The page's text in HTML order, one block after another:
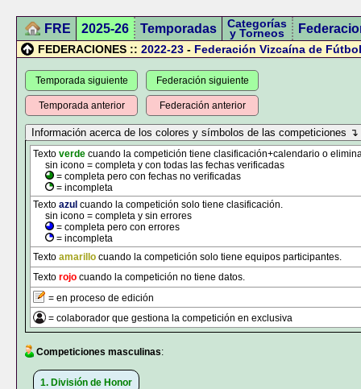
FRE 2025-26 Temporadas Categorías
y Torneos
FEDERACIONES :: 2022-23 - Federación Vizcaína de Fútbol
Temporada siguiente
Temporada anterior
Federación siguiente
Federación anterior
Texto verde cuando la competición tiene clasificación+calendario o
sin icono = completa y con todas las fechas verificadas
= completa pero con fechas no verificadas
= incompleta
Texto azul cuando la competición solo tiene clasificación.
sin icono = completa y sin errores
= completa pero con errores
= incompleta
Texto amarillo cuando la competición solo tiene equipos participantes.
Texto rojo cuando la competición no tiene datos.
= en proceso de edición
= colaborador que gestiona la competición en exclusiva
Competiciones masculinas:
1. División de Honor